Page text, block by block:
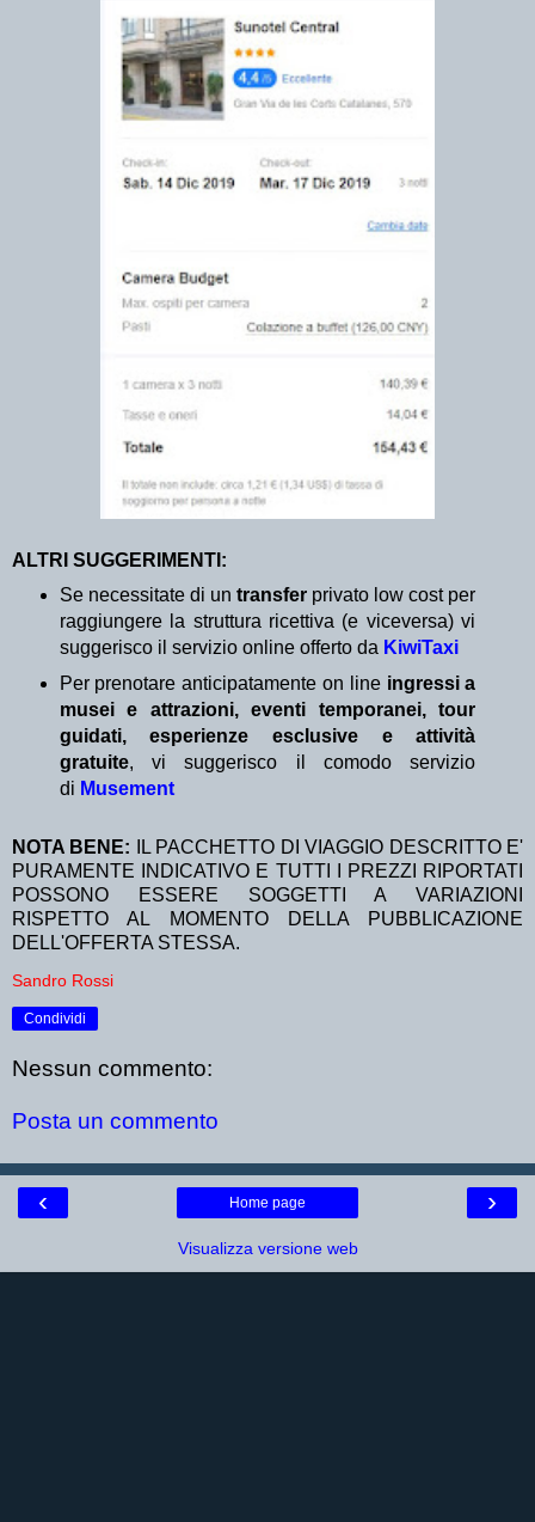
ALTRI SUGGERIMENTI:
Se necessitate di un transfer privato low cost per
raggiungere la struttura ricettiva (e viceversa) vi
suggerisco il servizio online offerto da KiwiTaxi
Per prenotare anticipatamente on line ingressi a
musei e attrazioni, eventi temporanei, tour
guidati, esperienze esclusive e attività
gratuite, vi suggerisco il comodo servizio
di Musement
NOTA BENE:
IL PACCHETTO DI VIAGGIO DESCRITTO E'
PURAMENTE INDICATIVO E TUTTI I PREZZI RIPORTATI
POSSONO ESSERE SOGGETTI A VARIAZIONI
RISPETTO AL MOMENTO DELLA PUBBLICAZIONE
DELL'OFFERTA STESSA.
Sandro Rossi
Condividi
Nessun commento:
Posta un commento
‹ ›
Home page
Visualizza versione web